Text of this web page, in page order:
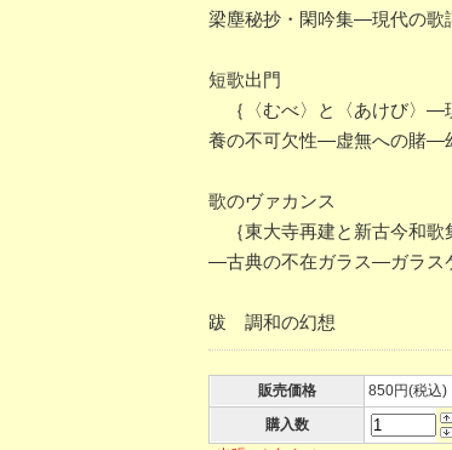
梁塵秘抄・閑吟集―現代の歌
短歌出門
｛〈むべ〉と〈あけび〉―
養の不可欠性―虚無への賭―
歌のヴァカンス
｛東大寺再建と新古今和
―古典の不在ガラス―ガラス
跋 調和の幻想
販売価格
850円(税込)
購入数